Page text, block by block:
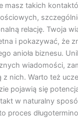
masz takich
relację. Twoja
i pokazywać, że
anioła biznesu.
wiadomości,
z nich. Warto też
pojawią się
w naturalny
proces